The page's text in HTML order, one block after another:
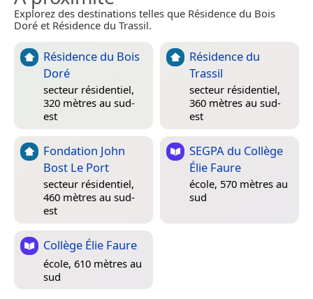
Explorez des destinations telles que Résidence du Bois
Doré et Résidence du Trassil.
Résidence du Bois
Doré
secteur résidentiel,
320 mètres au sud-
est
Résidence du
Trassil
secteur résidentiel,
360 mètres au sud-
est
Fondation John
Bost Le Port
secteur résidentiel,
460 mètres au sud-
est
SEGPA du Collège
Élie Faure
école, 570 mètres au
sud
Collège Élie Faure
école, 610 mètres au
sud